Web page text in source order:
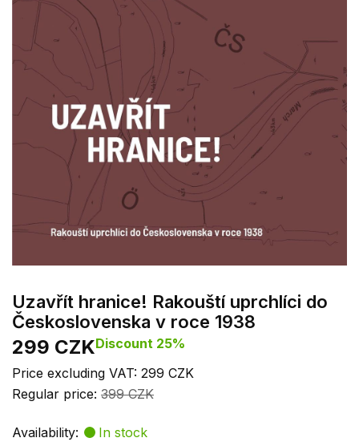
Uzavřít hranice! Rakouští uprchlíci do
Československa v roce 1938
299 CZKDiscount 25%
Price excluding VAT: 299 CZK
Regular price: 399 CZK
Availability:
In stock